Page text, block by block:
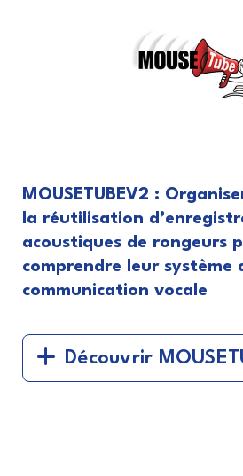
MOUSETUBEV2 :
la réutilisation
acoustiques de rongeurs
comprendre leur système
communication vocale
Découvrir